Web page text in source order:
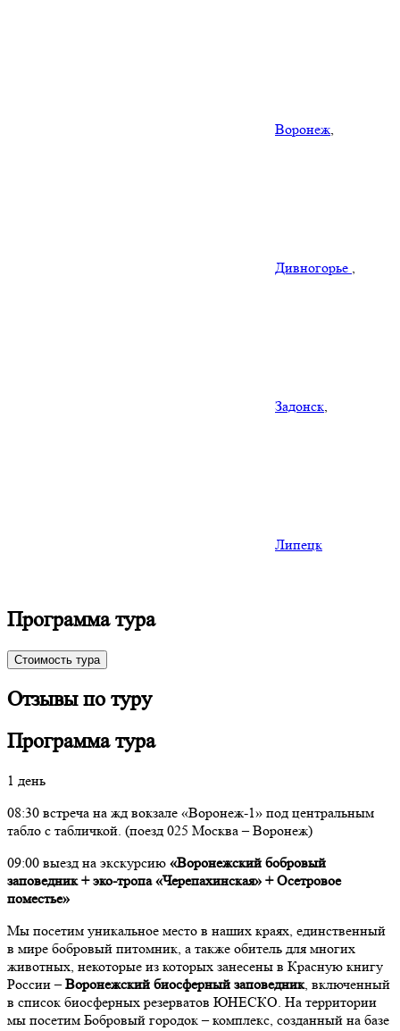
Воронеж,
Дивногорье ,
Задонск,
Липецк
Программа тура
Стоимость тура
Отзывы по туру
Программа тура
1 день
08:30 встреча на жд вокзале «Воронеж-1» под центральным
табло с табличкой. (поезд 025 Москва – Воронеж)
09:00 выезд на экскурсию «Воронежский бобровый
заповедник + эко-тропа «Черепахинская» + Осетровое
поместье»
Мы посетим уникальное место в наших краях, единственный
в мире бобровый питомник, а также обитель для многих
животных, некоторые из которых занесены в Красную книгу
России –Воронежский биосферный заповедник, включенный
в список биосферных резерватов ЮНЕСКО. На территории
мы посетим Бобровый городок – комплекс, созданный на базе